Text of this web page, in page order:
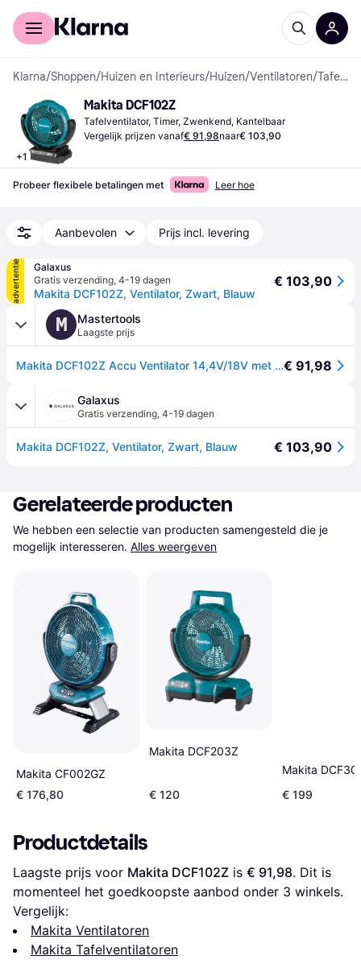
Voor shoppers
Klarna/Shoppen/Huizen en Interieurs/Huizen/Ventilatoren/ Tafelventilatoren
+1
Makita DCF102Z
Tafelventilator, Timer, Zwenkend, Kantelbaar
Vergelijk prijzen vanaf€ 91,98naar€ 103,90
Probeer flexibele betalingen met Leer hoe
Aanbevolen Prijs incl. levering
advertentie
Galaxus
Gratis verzending, 4-19 dagen
Makita DCF102Z, Ventilator, Zwart, Blauw
€ 103,90
M Mastertools
Laagste prijs
Makita DCF102Z Accu Ventilator 14,4V/18V met Zwenkfunctie Basic Body€ 91,98
Galaxus
Gratis verzending, 4-19 dagen
Makita DCF102Z, Ventilator, Zwart, Blauw € 103,90
Gerelateerde producten
We hebben een selectie van producten samengesteld die je
mogelijk interesseren. Alles weergeven
Makita CF002GZ
€ 176,80
Makita DCF203Z
€ 120
Makita
€ 199
Productdetails
Laagste prijs voor Makita DCF102Z is € 91,98. Dit is
momenteel het goedkoopste aanbod onder 3 winkels.
Vergelijk:
Makita Ventilatoren
Makita Tafelventilatoren